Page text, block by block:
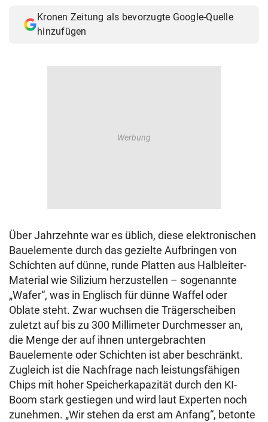
Kronen Zeitung als bevorzugte Google-Quelle
hinzufügen
Über Jahrzehnte war es üblich, diese elektronischen
Bauelemente durch das gezielte Aufbringen von
Schichten auf dünne, runde Platten aus Halbleiter-
Material wie Silizium herzustellen – sogenannte
„Wafer“, was in Englisch für dünne Waffel oder
Oblate steht. Zwar wuchsen die Trägerscheiben
zuletzt auf bis zu 300 Millimeter Durchmesser an,
die Menge der auf ihnen untergebrachten
Bauelemente oder Schichten ist aber beschränkt.
Zugleich ist die Nachfrage nach leistungsfähigen
Chips mit hoher Speicherkapazität durch den KI-
Boom stark gestiegen und wird laut Experten noch
zunehmen. „Wir stehen da erst am Anfang“, betonte